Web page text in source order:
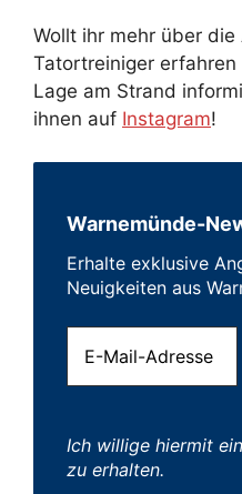
Wollt ihr mehr über
Tatortreiniger
Lage am Strand
ihnen auf Instagram!
Warnemünde-
Erhalte exklusive
Neuigkeiten aus
Ich willige hiermit
zu erhalten.